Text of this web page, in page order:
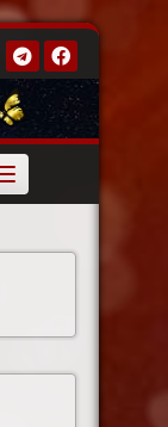
Toggle
navigation